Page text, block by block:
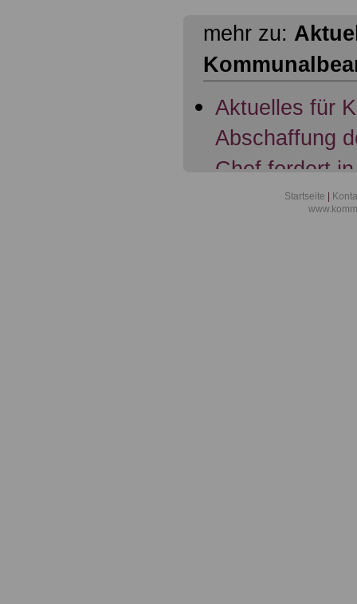
mehr zu:
Aktuelles für
Abschaffung
Chef fordert
Übertragung
Startseite